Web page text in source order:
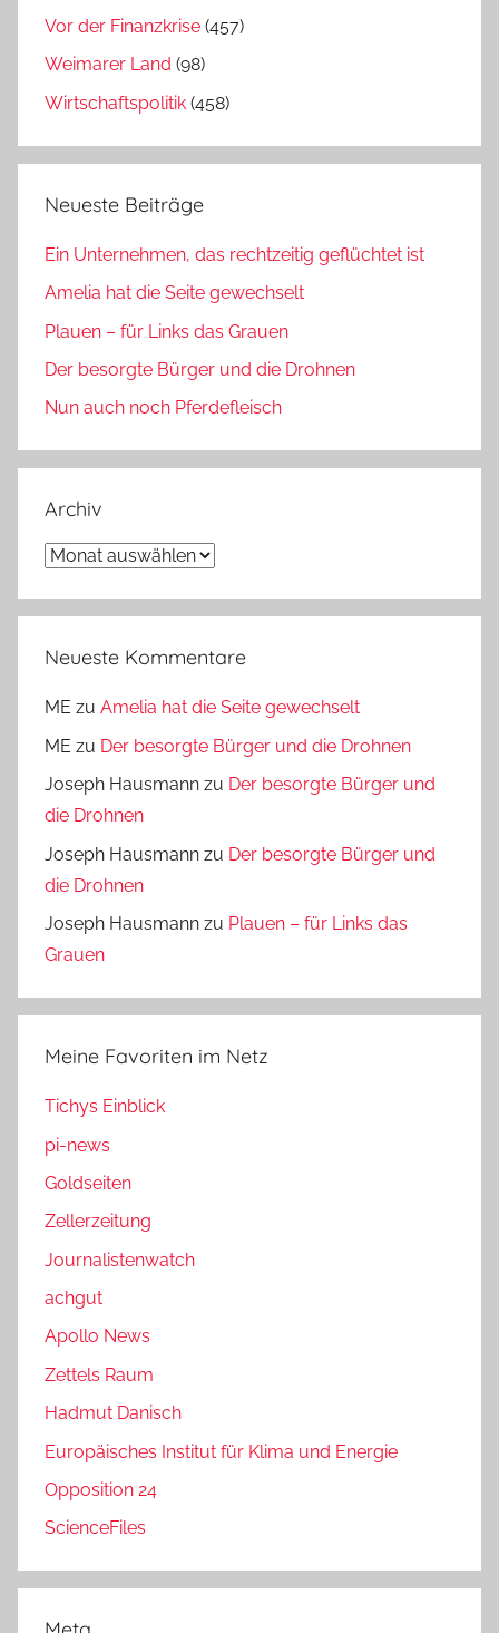
Vor der Finanzkrise (457)
Weimarer Land (98)
Wirtschaftspolitik (458)
Neueste Beiträge
Ein Unternehmen, das rechtzeitig geflüchtet ist
Amelia hat die Seite gewechselt
Plauen – für Links das Grauen
Der besorgte Bürger und die Drohnen
Nun auch noch Pferdefleisch
Archiv
Archiv
Neueste Kommentare
ME zu Amelia hat die Seite gewechselt
ME zu Der besorgte Bürger und die Drohnen
Joseph Hausmann zu Der besorgte Bürger und
die Drohnen
Joseph Hausmann zu Der besorgte Bürger und
die Drohnen
Joseph Hausmann zu Plauen – für Links das
Grauen
Meine Favoriten im Netz
Tichys Einblick
pi-news
Goldseiten
Zellerzeitung
Journalistenwatch
achgut
Apollo News
Zettels Raum
Hadmut Danisch
Europäisches Institut für Klima und Energie
Opposition 24
ScienceFiles